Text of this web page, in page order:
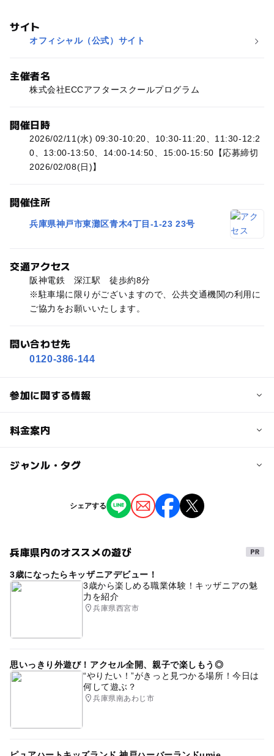
サイト
オフィシャル（公式）サイト
主催者名
株式会社ECCアフタースクールプログラム
開催日時
2026/02/11(水) 09:30-10:20、10:30-11:20、11:30-12:2
0、13:00-13:50、14:00-14:50、15:00-15:50【応募締切
2026/02/08(日)】
開催住所
兵庫県神戸市東灘区青木4丁目-1-23 23号
交通アクセス
阪神電鉄 深江駅 徒歩約8分
※駐車場に限りがございますので、公共交通機関の利用に
ご協力をお願いいたします。
問い合わせ先
0120-386-144
参加に関する情報
定員
※定員になり次第、締め切らせていただきます。
※最少催行人数：6名／各回
3歳･4歳･5歳･6歳(幼児)小学生
予約/応募
＜映像等使用について＞
今回のイベントで撮影、収録した映像・写真・音声・取材
コピー等は、株式会社ECCの公式のインターネット媒介
内部の研修・教材制作の資料、提供施設の広告ツールに使
料金案内
子供の料金
子供の料金詳細
ジャンル・タグ
タグ
かけっこ #雨の日でもOK かけっこ教室
シェアする
兵庫県内のオススメの遊び
3歳になったらキッザニアデビュー！
3歳から楽しめる職業体験！キッザニアの魅
力を紹介
兵庫県西宮市
思いっきり外遊び！アクセル全開、親子で楽しもう◎
“やりたい！”がきっと見つかる場所！今日は
何して遊ぶ？
兵庫県南あわじ市